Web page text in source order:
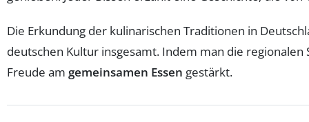
Die Erkundung der kulinarischen Traditionen in
deutschen Kultur insgesamt. Indem man die
Freude am gemeinsamen Essen gestärkt.